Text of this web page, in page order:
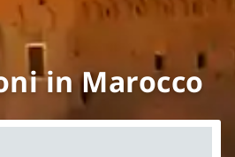
in Marocco